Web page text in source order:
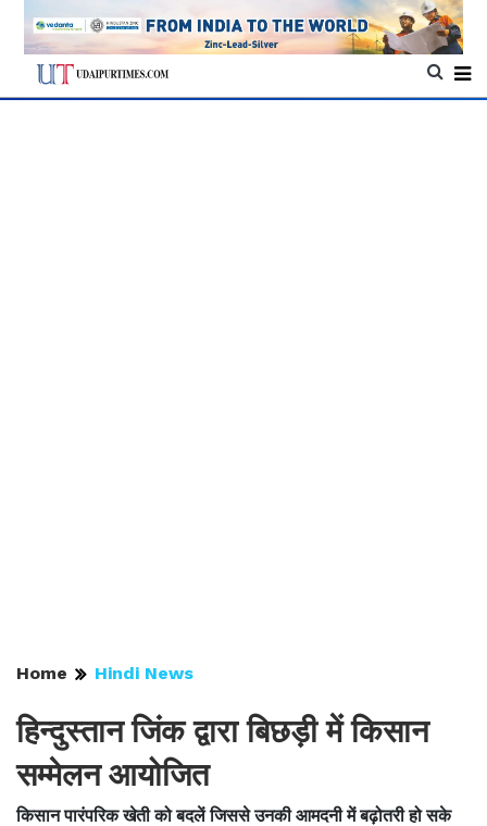
Home Hindi News
हिन्दुस्तान जिंक द्वारा बिछड़ी में किसान
सम्मेलन आयोजित
किसान पारंपरिक खेती को बदलें जिससे उनकी आमदनी में बढ़ोतरी हो सके